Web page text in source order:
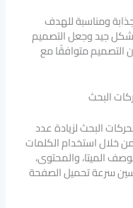
ومناسبة للهدف
جيد وجعل التصميم
متوافقًا مع
البحث
البحث لزيادة عدد
خلال استخدام الكلمات
الميتا، والمحتوى،
سرعة تحميل الصفحة